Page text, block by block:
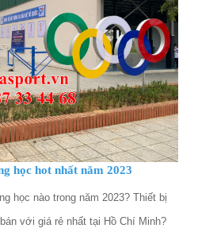
học hot nhất năm 2023
học nào trong năm 2023? Thiết bị
với giá rẻ nhất tại Hồ Chí Minh?